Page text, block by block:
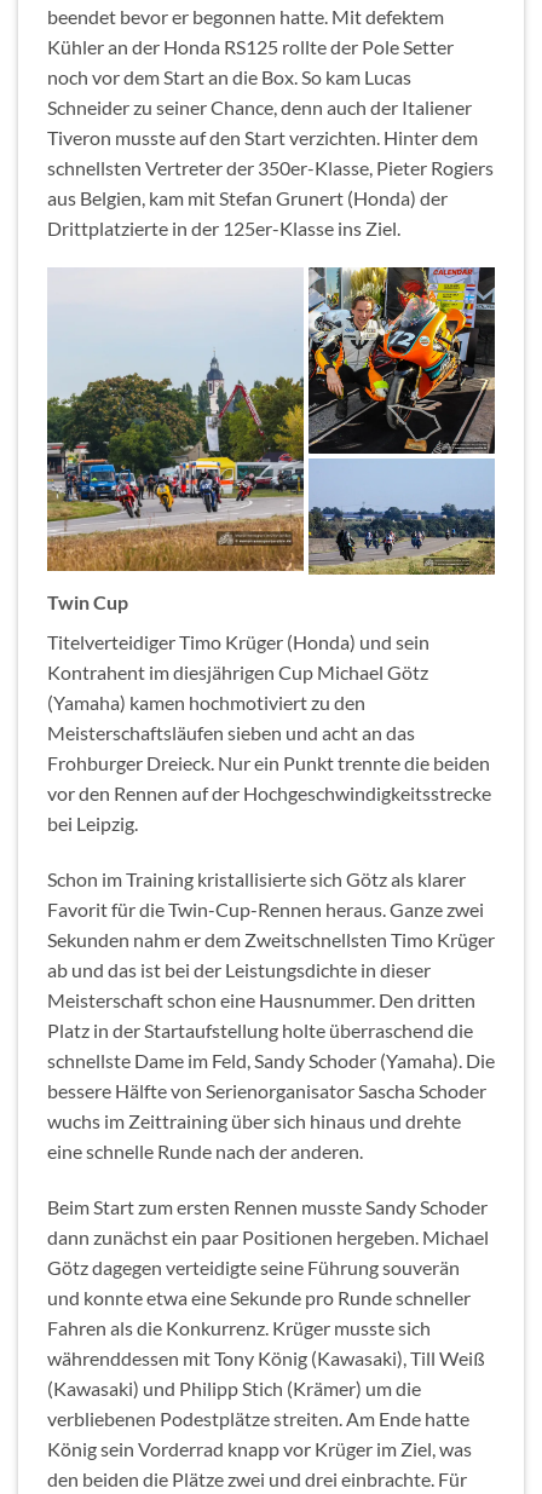
beendet bevor er begonnen hatte. Mit defektem
Kühler an der Honda RS125 rollte der Pole Setter
noch vor dem Start an die Box. So kam Lucas
Schneider zu seiner Chance, denn auch der Italiener
Tiveron musste auf den Start verzichten. Hinter dem
schnellsten Vertreter der 350er-Klasse, Pieter Rogiers
aus Belgien, kam mit Stefan Grunert (Honda) der
Drittplatzierte in der 125er-Klasse ins Ziel.
Twin Cup
Titelverteidiger Timo Krüger (Honda) und sein
Kontrahent im diesjährigen Cup Michael Götz
(Yamaha) kamen hochmotiviert zu den
Meisterschaftsläufen sieben und acht an das
Frohburger Dreieck. Nur ein Punkt trennte die beiden
vor den Rennen auf der Hochgeschwindigkeitsstrecke
bei Leipzig.
Schon im Training kristallisierte sich Götz als klarer
Favorit für die Twin-Cup-Rennen heraus. Ganze zwei
Sekunden nahm er dem Zweitschnellsten Timo Krüger
ab und das ist bei der Leistungsdichte in dieser
Meisterschaft schon eine Hausnummer. Den dritten
Platz in der Startaufstellung holte überraschend die
schnellste Dame im Feld, Sandy Schoder (Yamaha). Die
bessere Hälfte von Serienorganisator Sascha Schoder
wuchs im Zeittraining über sich hinaus und drehte
eine schnelle Runde nach der anderen.
Beim Start zum ersten Rennen musste Sandy Schoder
dann zunächst ein paar Positionen hergeben. Michael
Götz dagegen verteidigte seine Führung souverän
und konnte etwa eine Sekunde pro Runde schneller
Fahren als die Konkurrenz. Krüger musste sich
währenddessen mit Tony König (Kawasaki), Till Weiß
(Kawasaki) und Philipp Stich (Krämer) um die
verbliebenen Podestplätze streiten. Am Ende hatte
König sein Vorderrad knapp vor Krüger im Ziel, was
den beiden die Plätze zwei und drei einbrachte. Für